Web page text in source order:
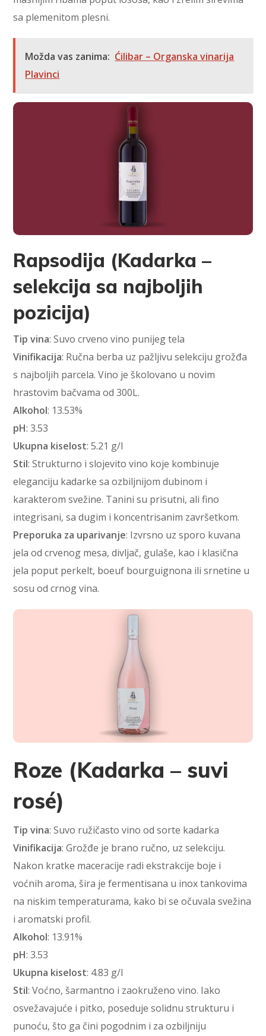
sa plemenitom plesni.
Možda vas zanima: Ćilibar – Organska vinarija
Plavinci
Rapsodija (Kadarka –
selekcija sa najboljih
pozicija)
Tip vina: Suvo crveno vino punijeg tela
Vinifikacija: Ručna berba uz pažljivu selekciju grožđa
s najboljih parcela. Vino je školovano u novim
hrastovim bačvama od 300L.
Alkohol: 13.53%
pH: 3.53
Ukupna kiselost: 5.21 g/l
Stil: Strukturno i slojevito vino koje kombinuje
eleganciju kadarke sa ozbiljnijom dubinom i
karakterom svežine. Tanini su prisutni, ali fino
integrisani, sa dugim i koncentrisanim završetkom.
Preporuka za uparivanje: Izvrsno uz sporo kuvana
jela od crvenog mesa, divljač, gulaše, kao i klasična
jela poput perkelt, boeuf bourguignona ili srnetine u
sosu od crnog vina.
Roze (Kadarka – suvi
rosé)
Tip vina: Suvo ružičasto vino od sorte kadarka
Vinifikacija: Grožđe je brano ručno, uz selekciju.
Nakon kratke maceracije radi ekstrakcije boje i
voćnih aroma, šira je fermentisana u inox tankovima
na niskim temperaturama, kako bi se očuvala svežina
i aromatski profil.
Alkohol: 13.91%
pH: 3.53
Ukupna kiselost: 4.83 g/l
Stil: Voćno, šarmantno i zaokruženo vino. Iako
osvežavajuće i pitko, poseduje solidnu strukturu i
punoću, što ga čini pogodnim i za ozbiljniju